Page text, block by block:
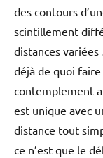
des contours
scintillement
distances
déjà de quoi
contemplement
est unique avec
distance tout
ce n’est que le